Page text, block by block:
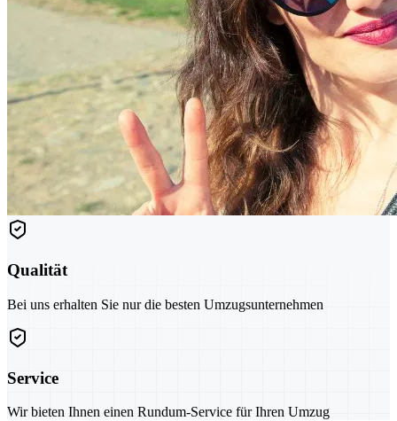
Qualität
Bei uns erhalten Sie nur die besten Umzugsunternehmen
Service
Wir bieten Ihnen einen Rundum-Service für Ihren Umzug